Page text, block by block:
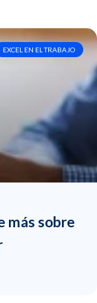
EXCEL EN EL TRABAJO
más sobre